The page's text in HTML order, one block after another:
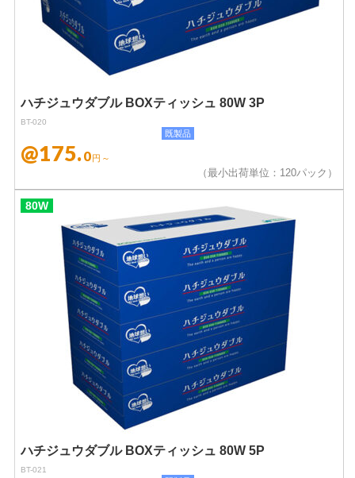
ハチジュウダブル BOXティッシュ 80W 3P
BT-020
既製品
@175.0 円～
（最小出荷単位：120パック）
80W
ハチジュウダブル BOXティッシュ 80W 5P
BT-021